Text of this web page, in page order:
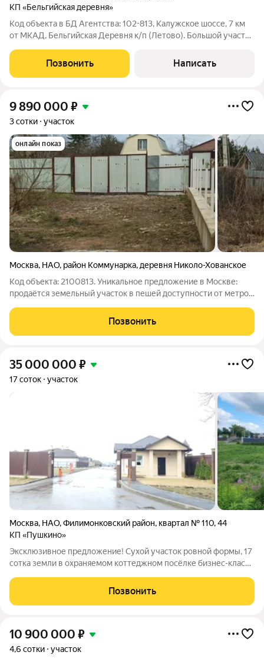
КП «Бельгийская деревня»
Код объекта в БД Агентства: 102-813, Калужское шоссе, 7 км
от МКАД, Бельгийская Деревня к/п (Летово). Большой участок
центральными коммуникациями. Участок частично лесной и
имеет свой
Позвонить Написать
9 890 000 ₽
3 сотки участок
онлайн показ
Москва, НАО, район Коммунарка, деревня Николо-Хованское
Код объекта: 2100813. Уникальное предложение в Москве:
продаётся земельный участок в пешей доступности от метро
Хованское. Идеальное место для строительства собственного
дома! Участок расположен в
Позвонить
35 000 000 ₽
17 соток участок
Москва, НАО,Филимонковский район, квартал № 110,44
КП «Пушкино»
Эксклюзивное предложение! Сухой участок ровной формы, 17
сотка земли в охраняемом коттеджном посёлке бизнес-класса
подведены все коммуникаций (электричество, газ,
водопровод, централизованная
Позвонить
10 900 000 ₽
4,6 сотки участок